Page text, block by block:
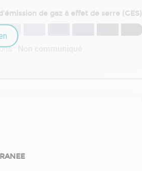
de gaz à effet de serre (GES)
: